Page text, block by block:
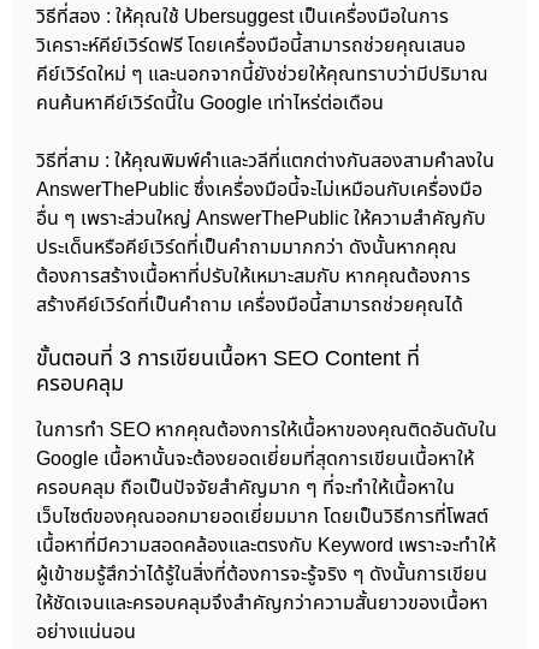
วิธีที่สอง : ให้คุณใช้ Ubersuggest เป็นเครื่องมือในการ
วิเคราะห์คีย์เวิร์ดฟรี โดยเครื่องมือนี้สามารถช่วยคุณเสนอ
คีย์เวิร์ดใหม่ ๆ และนอกจากนี้ยังช่วยให้คุณทราบว่ามีปริมาณ
คนค้นหาคีย์เวิร์ดนี้ใน Google เท่าไหร่ต่อเดือน
วิธีที่สาม : ให้คุณพิมพ์คำและวลีที่แตกต่างกันสองสามคำลงใน
AnswerThePublic ซึ่งเครื่องมือนี้จะไม่เหมือนกับเครื่องมือ
อื่น ๆ เพราะส่วนใหญ่ AnswerThePublic ให้ความสำคัญกับ
ประเด็นหรือคีย์เวิร์ดที่เป็นคำถามมากกว่า ดังนั้นหากคุณ
ต้องการสร้างเนื้อหาที่ปรับให้เหมาะสมกับ หากคุณต้องการ
สร้างคีย์เวิร์ดที่เป็นคำถาม เครื่องมือนี้สามารถช่วยคุณได้
ขั้นตอนที่ 3 การเขียนเนื้อหา SEO Content ที่
ครอบคลุม
ในการทำ SEO หากคุณต้องการให้เนื้อหาของคุณติดอันดับใน
Google เนื้อหานั้นจะต้องยอดเยี่ยมที่สุดการเขียนเนื้อหาให้
ครอบคลุม ถือเป็นปัจจัยสำคัญมาก ๆ ที่จะทำให้เนื้อหาใน
เว็บไซต์ของคุณออกมายอดเยี่ยมมาก โดยเป็นวิธีการที่โพสต์
เนื้อหาที่มีความสอดคล้องและตรงกับ Keyword เพราะจะทำให้
ผู้เข้าชมรู้สึกว่าได้รู้ในสิ่งที่ต้องการจะรู้จริง ๆ ดังนั้นการเขียน
ให้ชัดเจนและครอบคลุมจึงสำคัญกว่าความสั้นยาวของเนื้อหา
อย่างแน่นอน